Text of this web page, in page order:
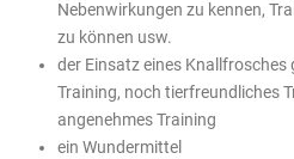
Nebenwirkungen zu kennen,
zu können usw.
der Einsatz eines
Training, noch tierfreundliches
angenehmes Training
ein Wundermittel